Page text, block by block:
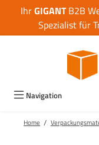
Zum Hauptinhalt springen
IhrGIGANTB2B
Spezialist für
Navigation
Home /